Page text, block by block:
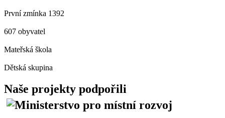
První zmínka 1392
607 obyvatel
Mateřská škola
Dětská skupina
Naše projekty podpořili